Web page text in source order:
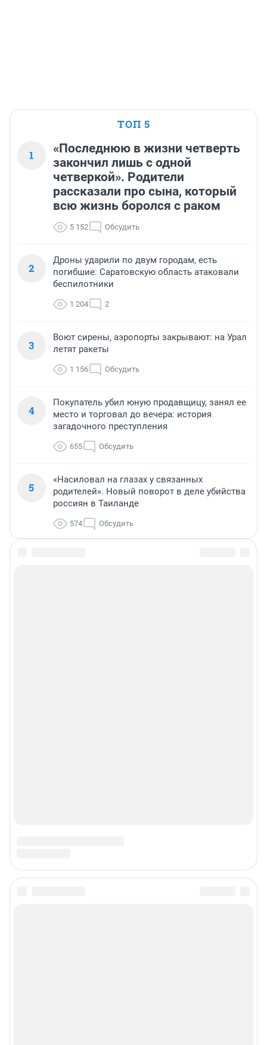
ТОП 5
1
«Последнюю в жизни четверть
закончил лишь с одной
четверкой». Родители
рассказали про сына, который
всю жизнь боролся с раком
5 152 Обсудить
2
Дроны ударили по двум городам, есть
погибшие: Саратовскую область атаковали
беспилотники
1 204 2
3
Воют сирены, аэропорты закрывают: на Урал
летят ракеты
1 156 Обсудить
4
Покупатель убил юную продавщицу, занял ее
место и торговал до вечера: история
загадочного преступления
655 Обсудить
5
«Насиловал на глазах у связанных
родителей». Новый поворот в деле убийства
россиян в Таиланде
574 Обсудить